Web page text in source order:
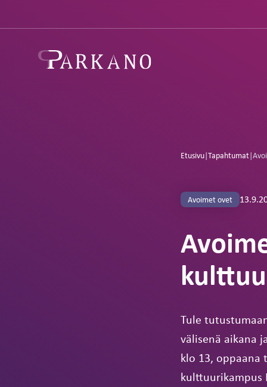
Etusivu|Tapahtumat|
Avoimet ovet
Tule
välisenä aikana
klo 13, oppaana
kulttuurikampus